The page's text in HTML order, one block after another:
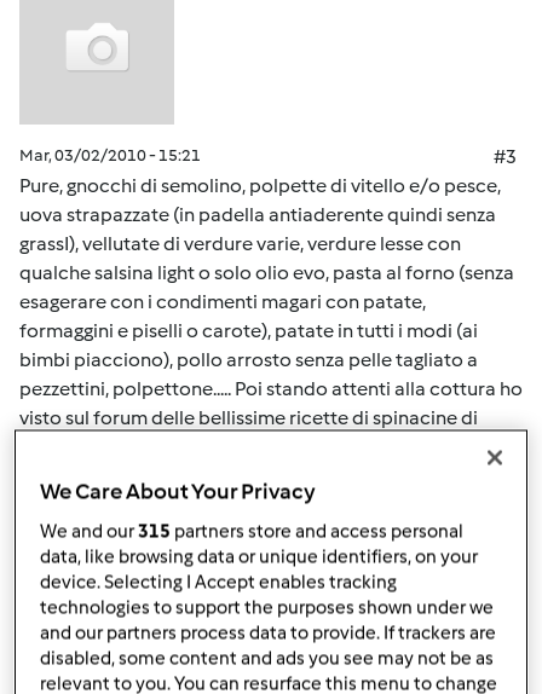
Mar, 03/02/2010 - 15:21
#3
Pure, gnocchi di semolino, polpette di vitello e/o pesce,
uova strapazzate (in padella antiaderente quindi senza
grassI), vellutate di verdure varie, verdure lesse con
qualche salsina light o solo olio evo, pasta al forno (senza
esagerare con i condimenti magari con patate,
formaggini e piselli o carote), patate in tutti i modi (ai
bimbi piacciono), pollo arrosto senza pelle tagliato a
pezzettini, polpettone..... Poi stando attenti alla cottura ho
visto sul forum delle bellissime ricette di spinacine di
pollo o tacchino. Cmq mi sa che devi andare a tentativi e
alla volta aumenti la grana dei cibi per abituarlo a
masticare e anche ai sapori cos' alla fine mangia le cose
normali. Io comunque sto iniziando a dargli praticamente
quello che mangiamo noi (con attenzione a certe cose)
per abituarlo se no è un delirio.
più facile a dirsi.
We Care About Your Privacy
We and our315 partners store and access personal
data, like browsing data or unique identifiers, on your
device. Selecting I Accept enables tracking
technologies to support the purposes shown under we
and our partners process data to provide. If trackers are
disabled, some content and ads you see may not be as
relevant to you. You can resurface this menu to change